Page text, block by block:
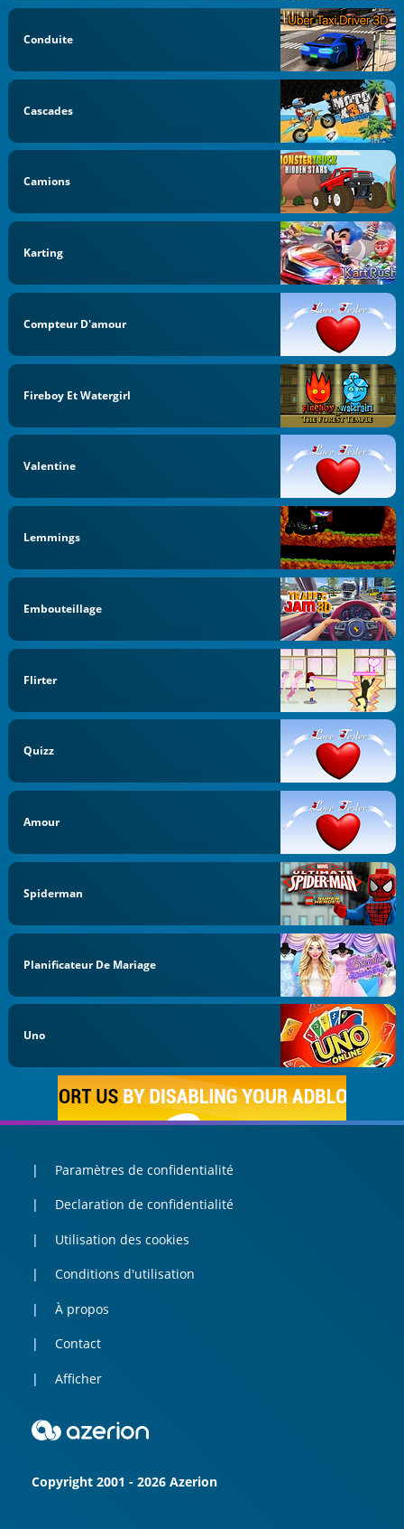
Conduite
Cascades
Camions
Karting
Compteur D'amour
Fireboy Et Watergirl
Valentine
Lemmings
Embouteillage
Flirter
Quizz
Amour
Spiderman
Planificateur De Mariage
Uno
Paramètres de confidentialité
Declaration de confidentialité
Utilisation des cookies
Conditions d'utilisation
À propos
Contact
Afficher
Copyright 2001 - 2026 Azerion